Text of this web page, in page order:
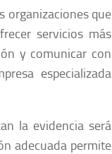
organizaciones que
servicios más
y comunicar con
especializada
la evidencia será
adecuada permite